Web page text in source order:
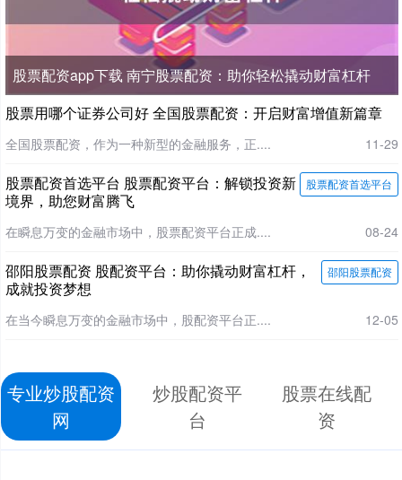
股票配资app下载 南宁股票配资：助你轻松撬动财富杠杆
股票用哪个证券公司好 全国股票配资：开启财富增值新篇章
全国股票配资，作为一种新型的金融服务，正.... 11-29
股票配资首选平台
股票配资首选平台 股票配资平台：解锁投资新
境界，助您财富腾飞
在瞬息万变的金融市场中，股票配资平台正成.... 08-24
邵阳股票配资
邵阳股票配资 股配资平台：助你撬动财富杠杆，
成就投资梦想
在当今瞬息万变的金融市场中，股配资平台正.... 12-05
专业炒股配资
网
炒股配资平
台
股票在线配
资